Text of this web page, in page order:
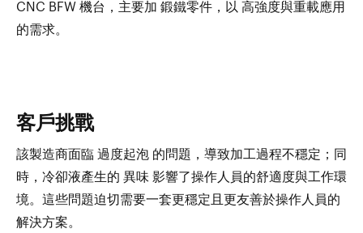
CNC BFW 機台，主要加 鍛鐵零件，以 高強度與重載應用
的需求。
客戶挑戰
該製造商面臨 過度起泡 的問題，導致加工過程不穩定；同
時，冷卻液產生的 異味 影響了操作人員的舒適度與工作環
境。這些問題迫切需要一套更穩定且更友善於操作人員的
解決方案。